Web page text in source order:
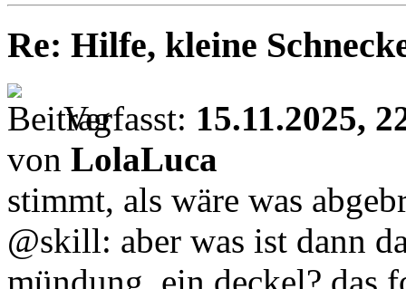
Re: Hilfe, kleine
Verfasst: 15.11.2025,
von LolaLuca
stimmt, als wäre was
@skill: aber was ist dann
mündung, ein deckel? das